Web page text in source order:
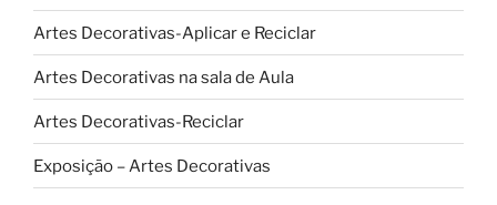
Artes Decorativas-Aplicar e Reciclar
Artes Decorativas na sala de Aula
Artes Decorativas-Reciclar
Exposição – Artes Decorativas